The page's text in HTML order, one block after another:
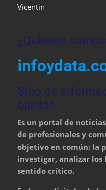
Vicentin
¿Quienes
Sitio de
opinión
Es un portal de
de profesionales y
objetivo en común: la
investigar, analizar los
sentido crítico.